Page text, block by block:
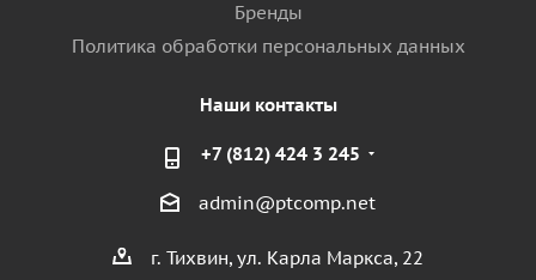
Бренды
Политика обработки персональных данных
Наши контакты
+7 (812) 424 3 245
admin@ptcomp.net
г. Тихвин, ул. Карла Маркса, 22